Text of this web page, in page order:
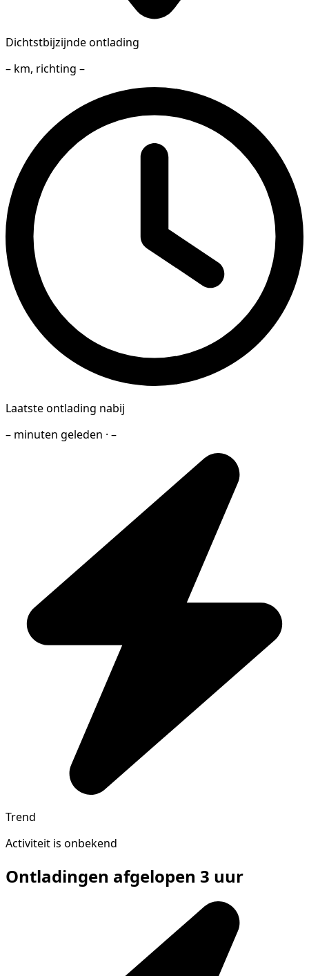
Dichtstbijzijnde ontlading
– km, richting –
Laatste ontlading nabij
– minuten geleden · –
Trend
Activiteit is onbekend
Ontladingen afgelopen 3 uur